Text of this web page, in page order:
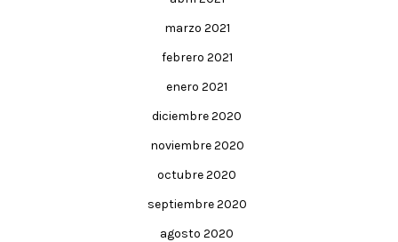
marzo 2021
febrero 2021
enero 2021
diciembre 2020
noviembre 2020
octubre 2020
septiembre 2020
agosto 2020